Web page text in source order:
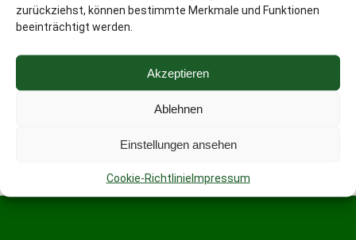
zurückziehst, können bestimmte Merkmale und Funktionen
beeinträchtigt werden.
Akzeptieren
Ablehnen
Einstellungen ansehen
Cookie-RichtlinieImpressum